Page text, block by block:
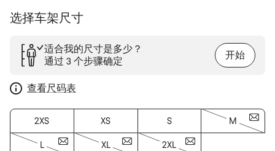
选择车架尺寸
适合我的尺寸是多少？
通过 3 个步骤确定
开始
查看尺码表
2XS XS S M
L XL 2XL